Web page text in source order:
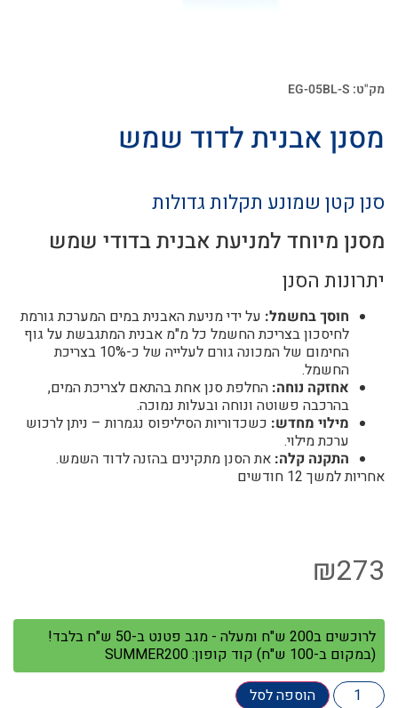
מק"ט: EG-05BL-S
מסנן אבנית לדוד שמש
סנן קטן שמונע תקלות גדולות
מסנן מיוחד למניעת אבנית בדודי שמש
יתרונות הסנן
חוסך בחשמל: על ידי מניעת האבנית במים המערכת גורמת
לחיסכון בצריכת החשמל כל מ"מ אבנית המתגבשת על גוף
החימום של המכונה גורם לעלייה של כ-10% בצריכת
החשמל.
אחזקה נוחה: החלפת סנן אחת בהתאם לצריכת המים,
בהרכבה פשוטה ונוחה ובעלות נמוכה.
מילוי מחדש: כשכדוריות הסיליפוס נגמרות – ניתן לרכוש
ערכת מילוי.
התקנה קלה: את הסנן מתקינים בהזנה לדוד השמש.
אחריות למשך 12 חודשים
₪273
לרוכשים ב200 ש"ח ומעלה - מגב פטנט ב-50 ש"ח בלבד!
(במקום ב-100 ש"ח) קוד קופון: SUMMER200
הוספה לסל